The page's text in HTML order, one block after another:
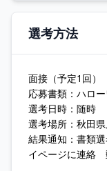
選考方法
面接（予定1回
応募書類：ハロ
選考日時：随時
選考場所：秋田
結果通知：書類
イページに連